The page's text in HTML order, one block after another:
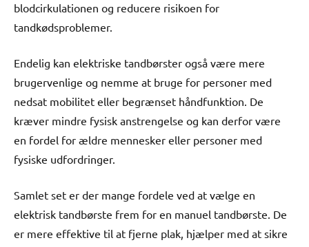
blodcirkulationen og reducere risikoen for
tandkødsproblemer.
Endelig kan elektriske tandbørster også være mere
brugervenlige og nemme at bruge for personer med
nedsat mobilitet eller begrænset håndfunktion. De
kræver mindre fysisk anstrengelse og kan derfor være
en fordel for ældre mennesker eller personer med
fysiske udfordringer.
Samlet set er der mange fordele ved at vælge en
elektrisk tandbørste frem for en manuel tandbørste. De
er mere effektive til at fjerne plak, hjælper med at sikre